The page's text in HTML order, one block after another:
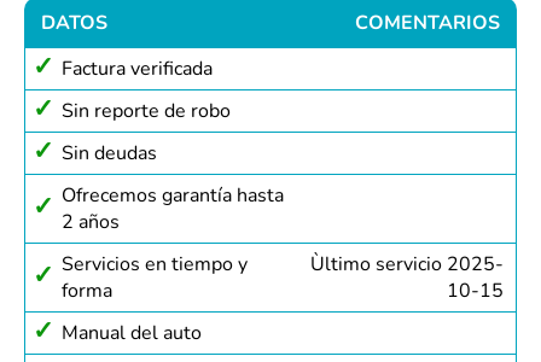
DATOS
COMENTARIOS
Factura verificada
Sin reporte de robo
Sin deudas
Ofrecemos garantía hasta
2 años
Servicios en tiempo y
forma
Ùltimo servicio 2025-
10-15
Manual del auto